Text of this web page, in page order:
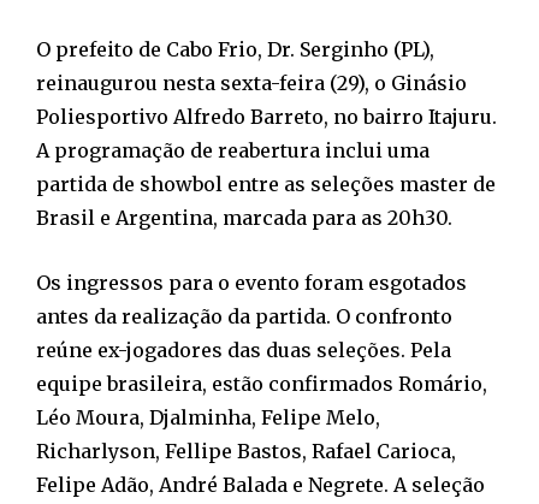
O prefeito de Cabo Frio, Dr. Serginho (PL),
reinaugurou nesta sexta-feira (29), o Ginásio
Poliesportivo Alfredo Barreto, no bairro Itajuru.
A programação de reabertura inclui uma
partida de showbol entre as seleções master de
Brasil e Argentina, marcada para as 20h30.
Os ingressos para o evento foram esgotados
antes da realização da partida. O confronto
reúne ex-jogadores das duas seleções. Pela
equipe brasileira, estão confirmados Romário,
Léo Moura, Djalminha, Felipe Melo,
Richarlyson, Fellipe Bastos, Rafael Carioca,
Felipe Adão, André Balada e Negrete. A seleção